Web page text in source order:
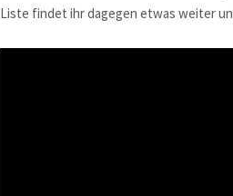
Liste findet ihr dagegen etwas weiter